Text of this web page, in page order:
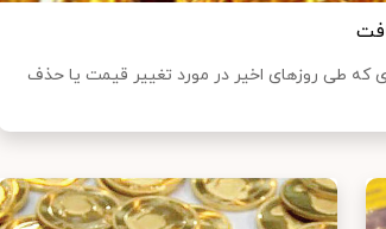
که طی روزهای اخیر در مورد تغییر قیمت یا حذف